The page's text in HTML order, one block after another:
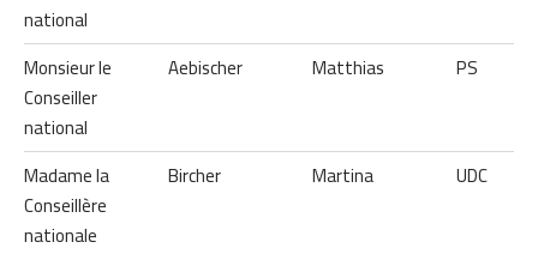
national
Monsieur le
Conseiller
national
Aebischer Matthias PS
Madame la
Conseillère
nationale
Bircher Martina UDC